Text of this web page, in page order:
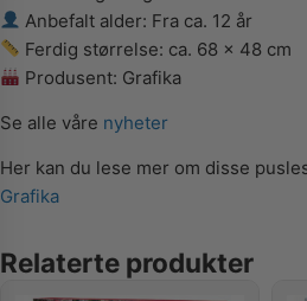
Anbefalt alder: Fra ca. 12 år
Ferdig størrelse: ca. 68 x 48 cm
Produsent: Grafika
Se alle våre nyheter
Her kan du lese mer om disse
Grafika
Relaterte produkter